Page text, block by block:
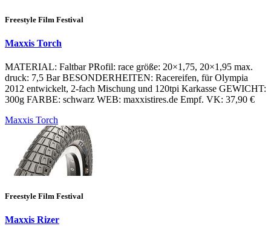
Freestyle Film Festival
Maxxis Torch
MATERIAL: Faltbar PRofil: race größe: 20×1,75, 20×1,95 max.
druck: 7,5 Bar BESONDERHEITEN: Racereifen, für Olympia
2012 entwickelt, 2-fach Mischung und 120tpi Karkasse GEWICHT:
300g FARBE: schwarz WEB: maxxistires.de Empf. VK: 37,90 €
Maxxis Torch
Freestyle Film Festival
Maxxis Rizer